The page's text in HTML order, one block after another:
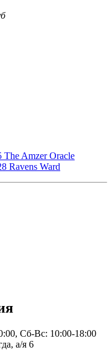
Amzer Oracle
Ravens Ward
Сб-Вс: 10:00-18:00
а/я 6